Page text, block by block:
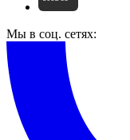
Мы в соц. сетях: